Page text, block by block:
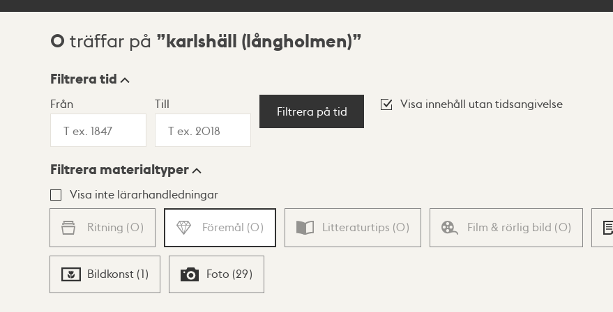
Sökresultat
0 träffar på karlshäll (långholmen)
Visningsläge
Lista Karta
Filtrera tid
Från Till
Filtrera på tid
Visa innehåll utan tidsangivelse
Filtrera materialtyper
Visa inte lärarhandledningar
Ritning (0) Föremål (0) Litteraturtips (0) Film & rörlig bild (0)
Bildkonst (1) Foto (29)